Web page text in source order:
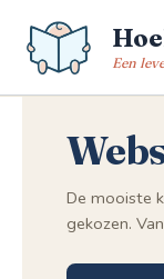
naar
Een
De mooiste
gekozen.